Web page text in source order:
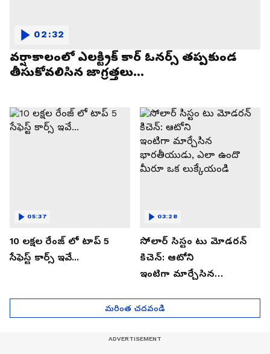
వర్షాకాలంలో ఎలక్ట్రిక్ కార్ ఓనర్స్ తప్పకుండ
తీసుకోవలిసిన జాగ్రత్తలు...
02:32
10 లక్షల రేంజ్ లో టాప్ 5
సేఫెస్ట్ కార్స్ ఇవే...
05:37
సోలార్ సిస్టం టు మోడరన్
కిచెన్: ఆటోని
ఇంటిగా మార్చేసిన
మీరూ ఒక లుక్కేయండి
03:28
మరింత చదవండి